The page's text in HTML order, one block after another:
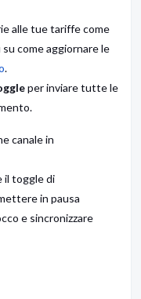
alle tue tariffe come
come aggiornare le
.
per inviare tutte le
canale in
il toggle di
in pausa
e sincronizzare